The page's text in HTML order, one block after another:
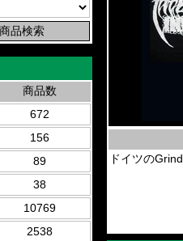
商品数
672
156
89
38
10769
2538
ドイツの